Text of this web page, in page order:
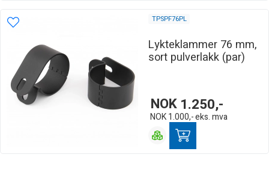
TPSPF76PL
Lykteklammer 76 mm,
sort pulverlakk (par)
NOK 1.250,-
NOK 1.000,-eks. mva